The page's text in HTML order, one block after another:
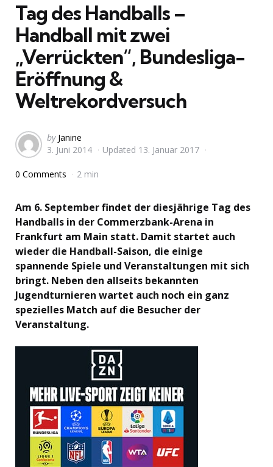
Tag des Handballs –
Handball mit zwei
„Verrückten“, Bundesliga-
Eröffnung &
Weltrekordversuch
Posted
by
by Janine
3. Juni 2014
Updated 13. Januar 2017
0 Comments 2 min
Am 6. September findet der diesjährige Tag des
Handballs in der Commerzbank-Arena in
Frankfurt am Main statt. Damit startet auch
wieder die Handball-Saison, die einige
spannende Spiele und Veranstaltungen mit sich
bringt. Neben den allseits bekannten
Jugendturnieren wartet auch noch ein ganz
spezielles Match auf die Besucher der
Veranstaltung.